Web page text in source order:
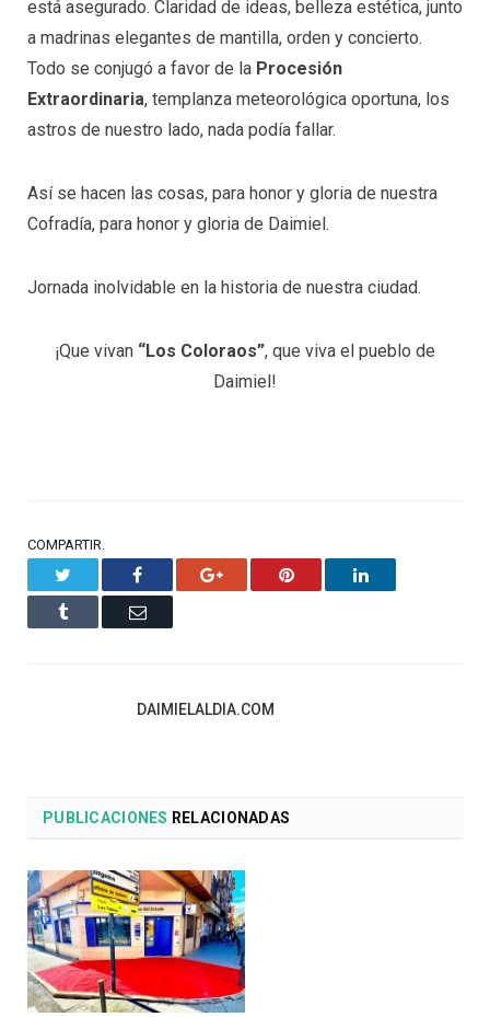
está asegurado. Claridad de ideas, belleza estética, junto
a madrinas elegantes de mantilla, orden y concierto.
Todo se conjugó a favor de la Procesión
Extraordinaria, templanza meteorológica oportuna, los
astros de nuestro lado, nada podía fallar.
Así se hacen las cosas, para honor y gloria de nuestra
Cofradía, para honor y gloria de Daimiel.
Jornada inolvidable en la historia de nuestra ciudad.
¡Que vivan “Los Coloraos”, que viva el pueblo de
Daimiel!
COMPARTIR.
Facebook Google+ Pinterest LinkedIn
Tumblr Email
DAIMIELALDIA.COM
PUBLICACIONES RELACIONADAS